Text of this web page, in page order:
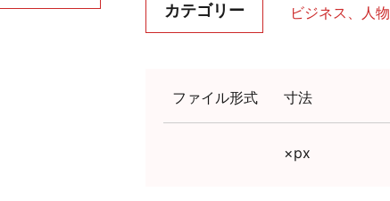
カテゴリー ビジネス 人物
ファイル形式 寸法
×px